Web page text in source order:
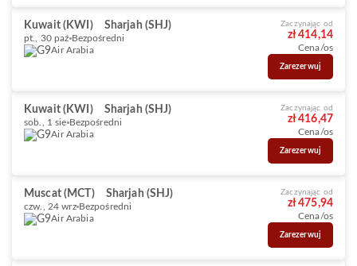
Kuwait (KWI) Sharjah (SHJ)
pt., 30 paź Bezpośredni
Air Arabia
Zaczynając od
zł 414,14
Cena/os
Zarezerwuj
Kuwait (KWI) Sharjah (SHJ)
sob., 1 sie Bezpośredni
Air Arabia
Zaczynając od
zł 416,47
Cena/os
Zarezerwuj
Muscat (MCT) Sharjah (SHJ)
czw., 24 wrz Bezpośredni
Air Arabia
Zaczynając od
zł 475,94
Cena/os
Zarezerwuj